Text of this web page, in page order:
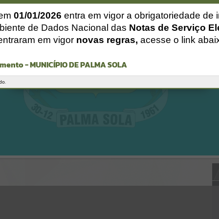
01/01/2026 entra em vigor a obrigatoriedade de
de Dados Nacional das Notas de Serviço
em vigor novas regras, acesse o link
- MUNICÍPIO DE PALMA SOLA
CÓDIGO DA MENSAGEM: EST-000040
Ocorreu um erro de script:
Uncaught SyntaxError: Unexpected token '('
https://palmasola.atende.net/cidadao/pagina/static/bundle/wpo_ind
ex_2_base_l2_portal_editores_sync_51eae23a948e64315f37e4869ad2
Verificar Mais Detalhes